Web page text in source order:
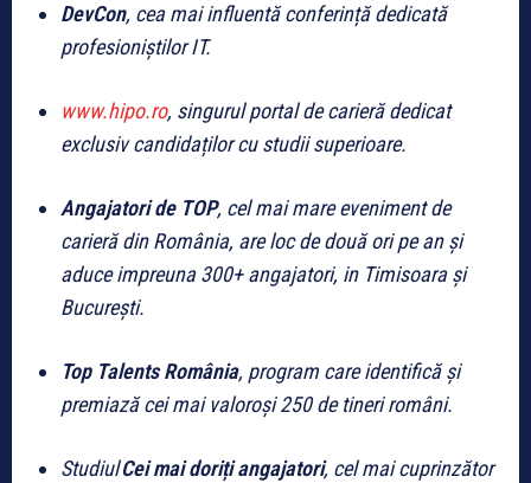
DevCon, cea mai influentă conferință dedicată
profesioniștilor IT.
www.hipo.ro, singurul portal de carieră dedicat
exclusiv candidaților cu studii superioare.
Angajatori de TOP, cel mai mare eveniment de
carieră din România, are loc de două ori pe an şi
aduce impreuna 300+ angajatori, in Timisoara și
București.
Top Talents România, program care identifică și
premiază cei mai valoroși 250 de tineri români.
StudiulCei mai doriți angajatori, cel mai cuprinzător